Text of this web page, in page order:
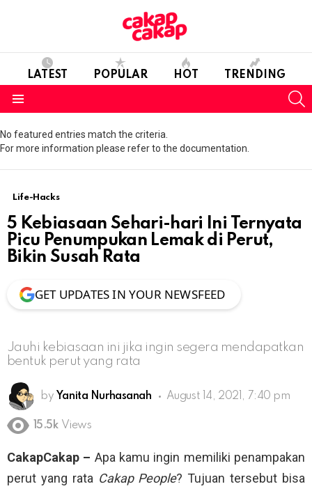
LATEST POPULAR HOT TRENDING
No featured entries match the criteria.
For more information please refer to the documentation.
Life-Hacks
5 Kebiasaan Sehari-hari Ini Ternyata
Picu Penumpukan Lemak di Perut,
Bikin Susah Rata
GET UPDATES IN YOUR NEWSFEED
Jauhi kebiasaan ini jika ingin segera mendapatkan
bentuk perut yang rata
by Yanita Nurhasanah August 14, 2021, 7:40 pm
15.5k Views
CakapCakap – Apa kamu ingin memiliki penampakan
perut yang rata Cakap People? Tujuan tersebut bisa